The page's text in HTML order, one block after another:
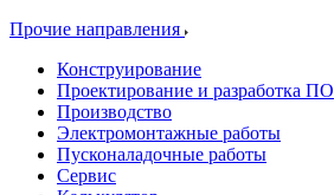
Прочие направления
Конструирование
Проектирование и разработка ПО
Производство
Электромонтажные работы
Пусконаладочные работы
Сервис